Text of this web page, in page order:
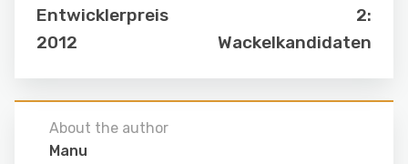
Entwicklerpreis
2012
2:
Wackelkandidaten
About the author
Manu